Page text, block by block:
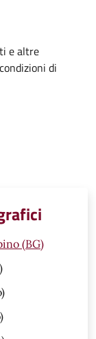
e altre
di
(BG)